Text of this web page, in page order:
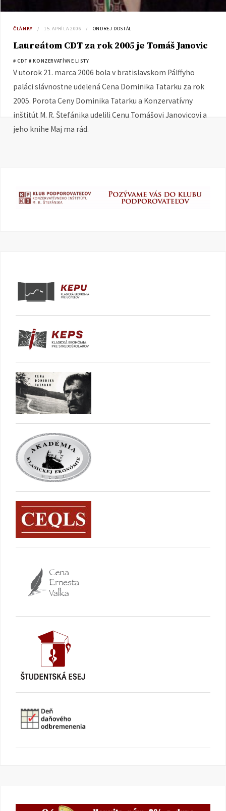
ČLÁNKY 15. APRÍLA 2006 ONDREJ DOSTÁL
Laureátom CDT za rok 2005 je Tomáš Janovic
# CDT # KONZERVATÍVNE LISTY
V utorok 21. marca 2006 bola v bratislavskom Pálffyho
paláci slávnostne udelená Cena Dominika Tatarku za rok
2005. Porota Ceny Dominika Tatarku a Konzervatívny
inštitút M. R. Štefánika udelili Cenu Tomášovi Janovicovi a
jeho knihe Maj ma rád.